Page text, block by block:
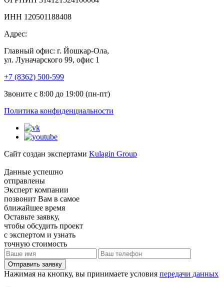
ИНН 120501188408
Адрес:
Главный офис: г. Йошкар-Ола,
ул. Луначарского 99, офис 1
+7 (8362) 500-599
Звоните с 8:00 до 19:00 (пн-пт)
Политика конфиденциальности
Сайт создан экспертами Kulagin Group
Данные успешно
отправлены
Эксперт компании
позвонит Вам в самое
ближайшее время
Оставьте заявку,
чтобы обсудить проект
с экспертом и узнать
точную стоимость
Отправить заявку
Нажимая на кнопку, вы принимаете условия передачи данных